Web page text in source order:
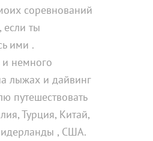
соревнований
если ты
ими .
немного
лыжах и дайвинг
путешествовать
Турция, Китай,
, США.